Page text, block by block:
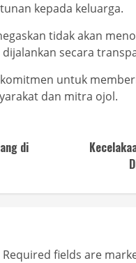
kepada keluarga.
tidak akan
secara
untuk
dan mitra ojol.
di
Required fields are